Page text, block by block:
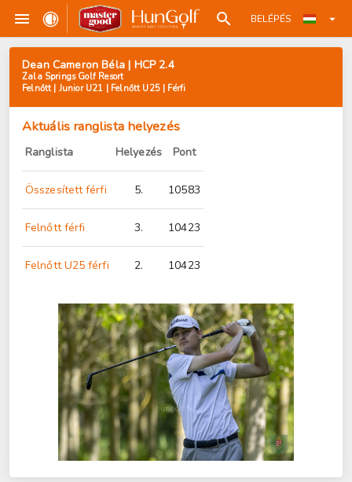
BELÉPÉS
Dean Cameron Béla | HCP 2.4
Zala Springs Golf Resort
Felnőtt | Junior U21 | Felnőtt U25 | Férfi
Aktuális ranglista helyezés
Ranglista Helyezés Pont
Összesített férfi 5. 10583
Felnőtt férfi 3. 10423
Felnőtt U25 férfi 2. 10423